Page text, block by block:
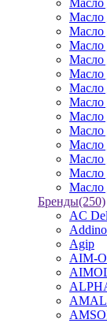
Масло
Масло
Масло
Масло
Масло
Масло
Масло
Масло
Масло
Масло
Масло
Масло
Масло
Масло
Бренды(250)
AC
Agip
AIM-